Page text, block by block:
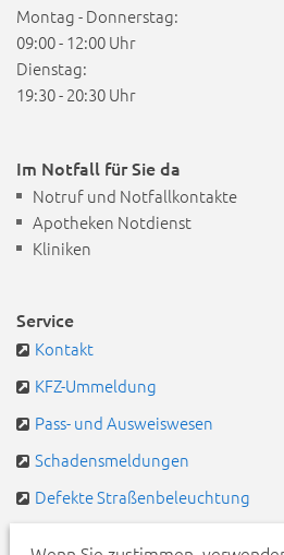
Montag - Donnerstag:
09:00 - 12:00 Uhr
Dienstag:
19:30 - 20:30 Uhr
Im Notfall für Sie da
Notruf und Notfallkontakte
Apotheken Notdienst
Kliniken
Service
Kontakt
KFZ-Ummeldung
Pass- und Ausweiswesen
Schadensmeldungen
Defekte Straßenbeleuchtung